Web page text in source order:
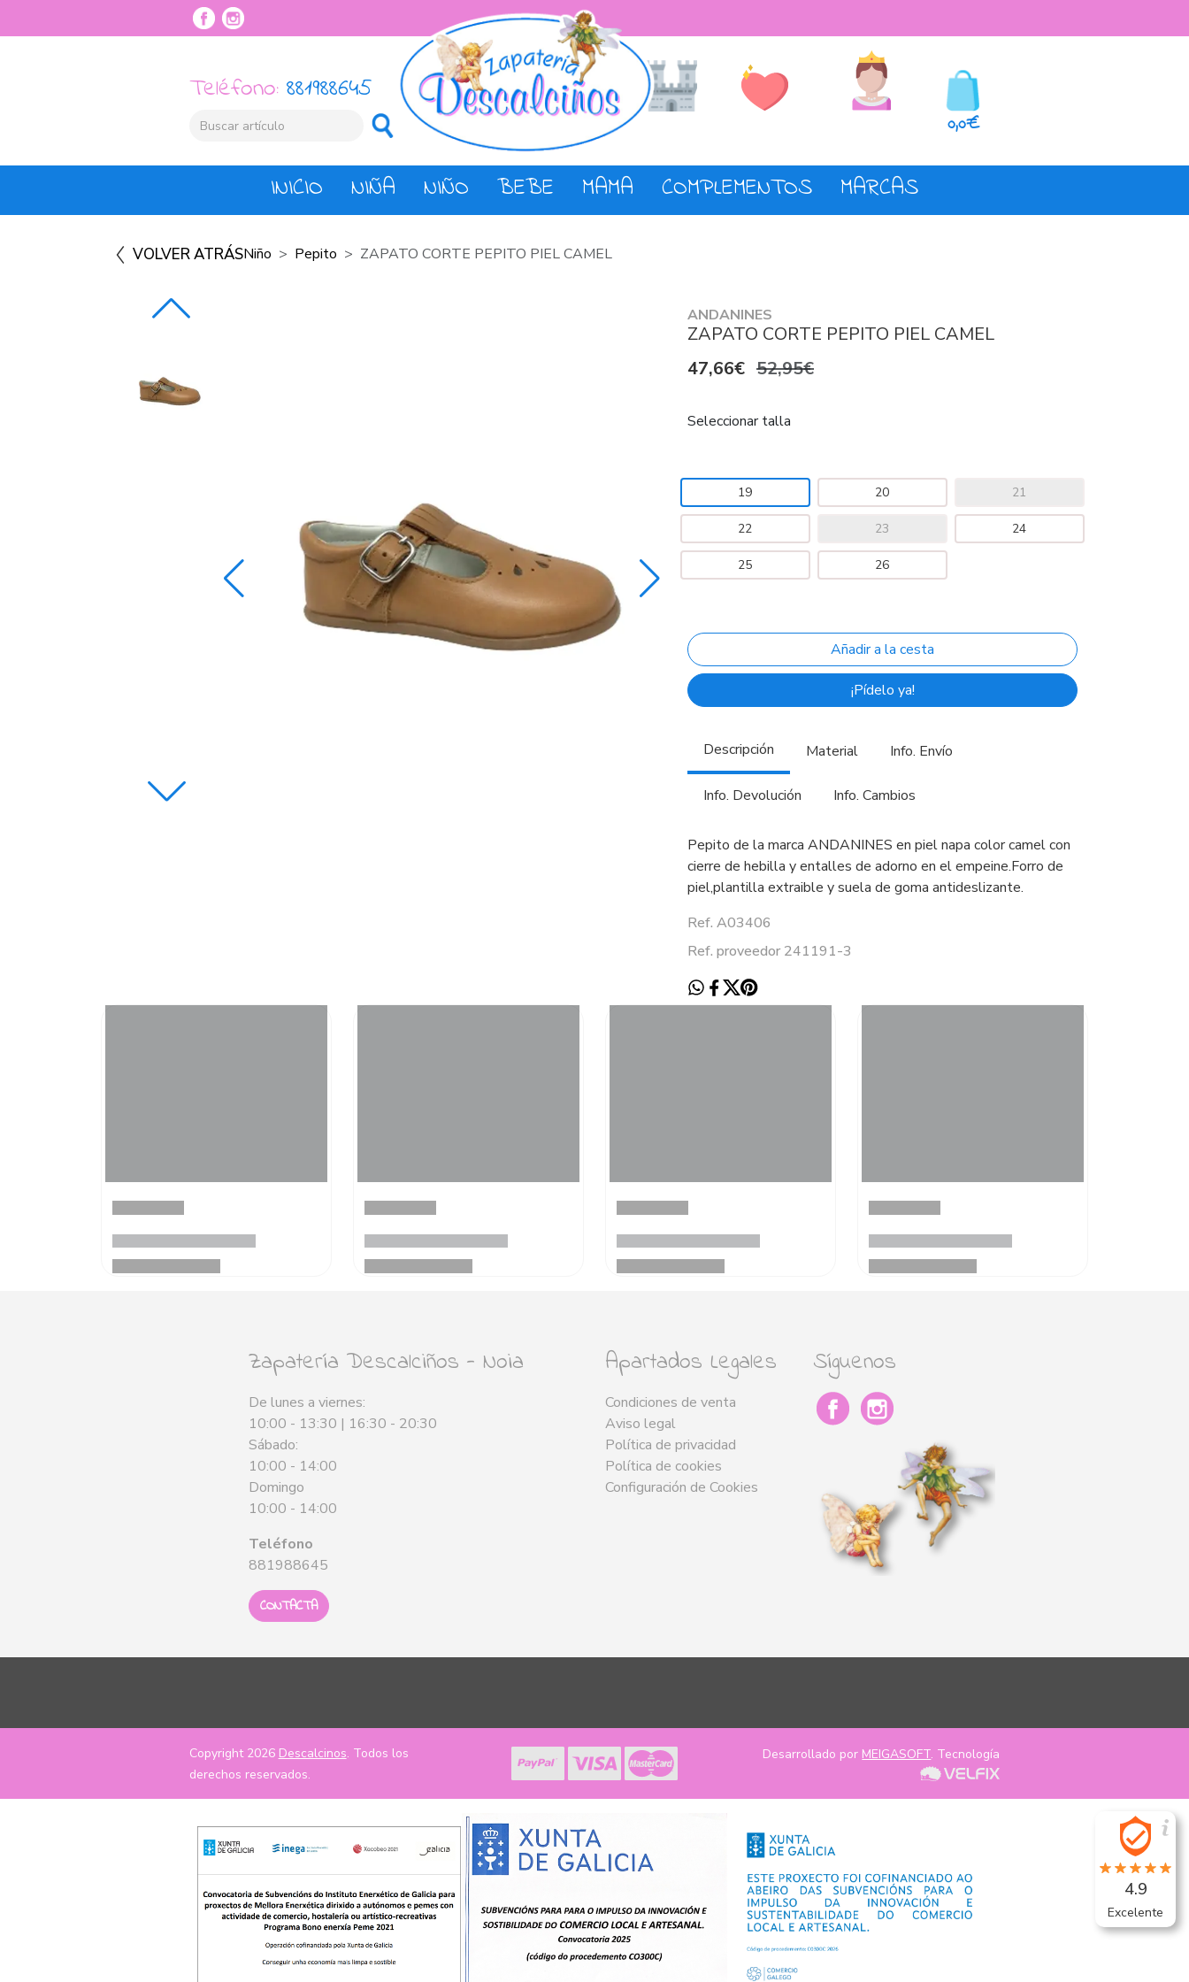
Teléfono: 881988645
0,0€
INICIO NIÑA NIÑO BEBE MAMA COMPLEMENTOS MARCAS
VOLVER ATRÁSNiño Pepito ZAPATO CORTE PEPITO PIEL CAMEL
ANDANINES
ZAPATO CORTE PEPITO PIEL CAMEL
47,66€ 52,95€
Seleccionar talla
19 20 21
22 23 24
25 26
¡Pídelo ya!
Descripción Material Info. Envío
Info. Devolución Info. Cambios
Pepito de la marca ANDANINES en piel napa color camel con
cierre de hebilla y entalles de adorno en el empeine.Forro de
piel,plantilla extraible y suela de goma antideslizante.
Ref. A03406
Ref. proveedor 241191-3
Zapatería Descalciños - Noia
De lunes a viernes:
10:00 - 13:30 | 16:30 - 20:30
Sábado:
10:00 - 14:00
Domingo
10:00 - 14:00
Teléfono
881988645
CONTACTA
Apartados Legales
Condiciones de venta
Aviso legal
Política de privacidad
Política de cookies
Configuración de Cookies
Síguenos
Copyright 2026 Descalcinos. Todos los
derechos reservados.
Desarrollado por MEIGASOFT. Tecnología
4.9
Excelente